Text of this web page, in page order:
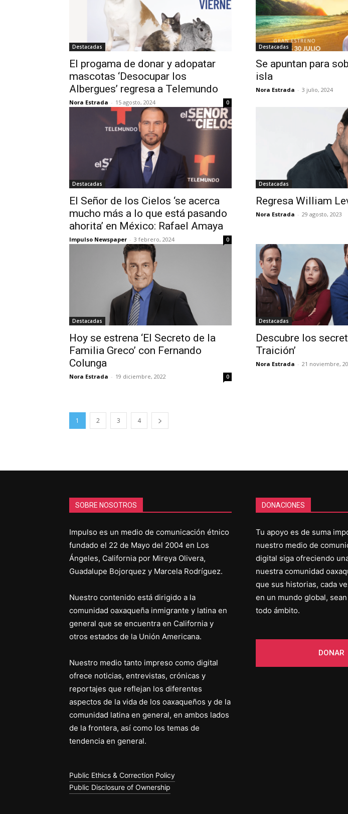
Destacadas
El progama de donar y adopatar
mascotas ‘Desocupar los
Albergues’ regresa a Telemundo
Nora Estrada - 15 agosto, 2024 0
Destacadas
Se apuntan para
isla
Nora Estrada - 3 julio, 2024
Destacadas
El Señor de los Cielos ‘se acerca
mucho más a lo que está pasando
ahorita’ en México: Rafael Amaya
Impulso Newspaper - 3 febrero, 2024 0
Destacadas
Regresa William
Nora Estrada - 29 agosto, 2023
Destacadas
Hoy se estrena ‘El Secreto de la
Familia Greco’ con Fernando
Colunga
Nora Estrada - 19 diciembre, 2022 0
Destacadas
Descubre los
Traición’
Nora Estrada - 21 noviembre,
1 2 3 4
SOBRE NOSOTROS
Impulso es un medio de comunicación étnico
fundado el 22 de Mayo del 2004 en Los
Ángeles, California por Mireya Olivera,
Guadalupe Bojorquez y Marcela Rodríguez.
Nuestro contenido está dirigido a la
comunidad oaxaqueña inmigrante y latina en
general que se encuentra en California y
otros estados de la Unión Americana.
Nuestro medio tanto impreso como digital
ofrece noticias, entrevistas, crónicas y
reportajes que reflejan los diferentes
aspectos de la vida de los oaxaqueños y de la
comunidad latina en general, en ambos lados
de la frontera, así como los temas de
tendencia en general.
Public Ethics & Correction Policy
Public Disclosure of Ownership
DONACIONES
Tu apoyo es de suma
nuestro medio de
digital siga ofreciendo
nuestra comunidad
que sus historias, cada
en un mundo global,
todo ámbito.
DONAR